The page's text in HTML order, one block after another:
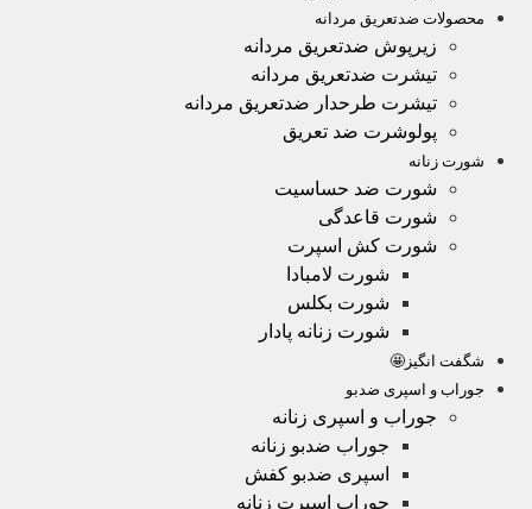
محصولات ضدتعریق مردانه
زیرپوش ضدتعریق مردانه
تیشرت ضدتعریق مردانه
تیشرت طرحدار ضدتعریق مردانه
پولوشرت ضد تعریق
شورت زنانه
شورت ضد حساسیت
شورت قاعدگی
شورت کش اسپرت
شورت لامبادا
شورت بکلس
شورت زنانه پادار
شگفت انگیز🤩
جوراب و اسپری ضدبو
جوراب و اسپری زنانه
جوراب ضدبو زنانه
اسپری ضدبو کفش
جوراب اسپرت زنانه